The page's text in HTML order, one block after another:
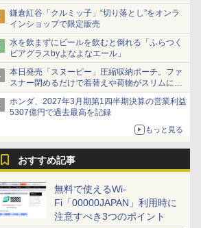
鎌倉紅谷「クルミッ子」“切り落とし”をオンラ
インショップで限定販売
水を飲まずにビールを飲むと倒れる「ふらつく
ビアグラスbyよなよなエール」
本日発売「スヌーピー」圧縮収納ポーチ。ファ
スナー閉めるだけで着替えや荷物がスリムにま
とまる
ホンダ、2027年3月期第1四半期決算の営業利益
5307億円で過去最高を記録
もっと見る
おすすめ記事
無料で使えるWi-
Fi「00000JAPAN」利用時に
注意すべき3つのポイント